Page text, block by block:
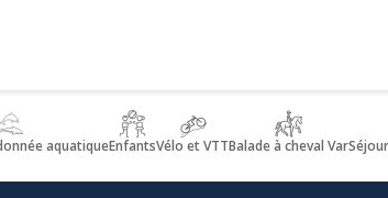
aquatiqueEnfantsVélo et VTTBalade à cheval Var